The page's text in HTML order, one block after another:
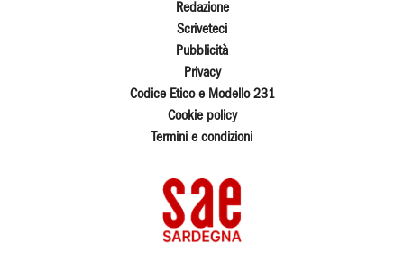
Redazione
Scriveteci
Pubblicità
Privacy
Codice Etico e Modello 231
Cookie policy
Termini e condizioni